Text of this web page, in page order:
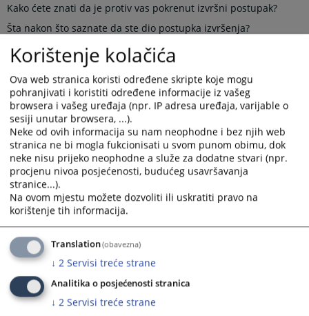
Kako ćete znati da je protiv vas pokrenut izvršni postupak?
Šta nakon što saznate da ste dio postupka izvršenja?
Šta ako ništa ne uradite?
Šta ako ne možete platiti?
Šta sud radi ako dug nije izmiren?
Kome mogu platiti dug?
ODGOVORE I OSTALE DETALJE MOŽETE NAĆI U KATEGORIJI
PRATEĆI DOKUMENTI
Prikazana vijest je na
Prateći dokumenti
IZVRŠNI POSTUPAK
357PREGLEDA
Korištenje kolačića
Ova web stranica koristi određene skripte koje mogu
pohranjivati i koristiti određene informacije iz vašeg
browsera i vašeg uređaja (npr. IP adresa uređaja, varijable o
sesiji unutar browsera, ...).
Neke od ovih informacija su nam neophodne i bez njih web
stranica ne bi mogla fukcionisati u svom punom obimu, dok
neke nisu prijeko neophodne a služe za dodatne stvari (npr.
procjenu nivoa posjećenosti, budućeg usavršavanja
stranice...).
Na ovom mjestu možete dozvoliti ili uskratiti pravo na
korištenje tih informacija.
Translation(obavezna)
↓ 2 Servisi treće strane
Analitika o posjećenosti stranica
↓ 2 Servisi treće strane